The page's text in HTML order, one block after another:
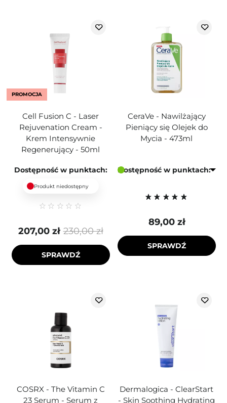
PROMOCJA
Cell Fusion C - Laser
Rejuvenation Cream -
Krem Intensywnie
Regenerujący - 50ml
Dostępność w punktach:
Produkt niedostępny
230,00 zł
207,00 zł
SPRAWDŹ
CeraVe - Nawilżający
Pieniący się Olejek do
Mycia - 473ml
Dostępność w punktach:
89,00 zł
SPRAWDŹ
COSRX - The Vitamin C
23 Serum - Serum z
Dermalogica - ClearStart
- Skin Soothing Hydrating